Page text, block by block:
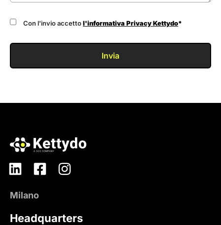
Con l'invio accettol'informativa Privacy Kettydo*
Invia
Milano
Headquarters